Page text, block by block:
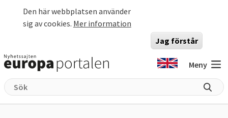
Den här webbplatsen använder
sig av cookies. Mer information
Jag förstår
Meny